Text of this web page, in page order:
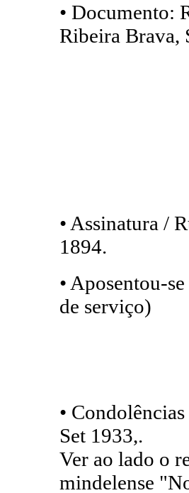
• Documento:
Ribeira Brava,
• Assinatura /
1894.
• Aposentou-
de serviço)
•
Set 1933,.
Ver ao lado o
mindelense